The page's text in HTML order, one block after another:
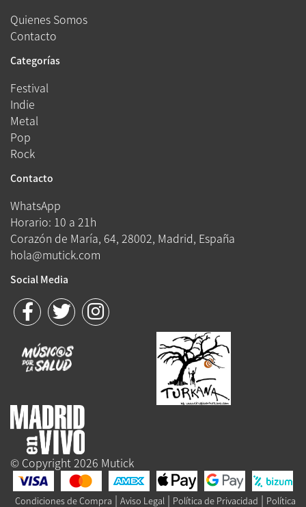
Quienes Somos
Contacto
Categorías
Festival
Indie
Metal
Pop
Rock
Contacto
WhatsApp
Horario: 10 a 21h
Corazón de María, 64, 28002, Madrid, España
hola@mutick.com
Social Media
© Copyright 2026 Mutick
Condiciones de Compra | Aviso Legal | Política de Privacidad | Política